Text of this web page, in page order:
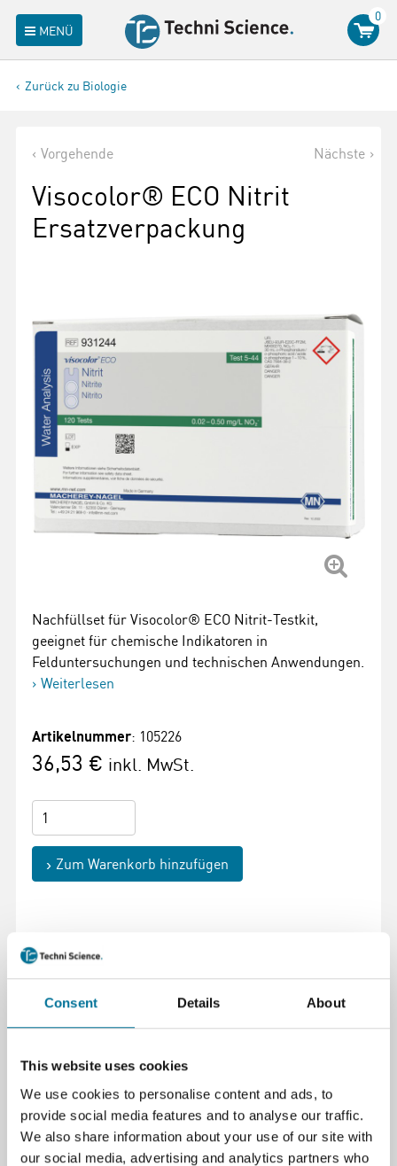
Consent Details About
This website uses cookies
We use cookies to personalise content and ads, to
provide social media features and to analyse our traffic.
We also share information about your use of our site with
our social media, advertising and analytics partners who
MENÜ
0
Zurück zu Biologie
Vorgehende Nächste
Visocolor® ECO Nitrit
Ersatzverpackung
Nachfüllset für Visocolor® ECO Nitrit-Testkit,
geeignet für chemische Indikatoren in
Felduntersuchungen und technischen Anwendungen.
Weiterlesen
Artikelnummer: 105226
36,53 € inkl. MwSt.
Zum Warenkorb hinzufügen
Seite drucken
Ref. 931244
Ersatzverpackung für Visocolor® ECO
Nitrit Testbesteck.